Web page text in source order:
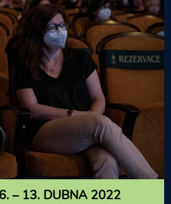
– 13. DUBNA 2022